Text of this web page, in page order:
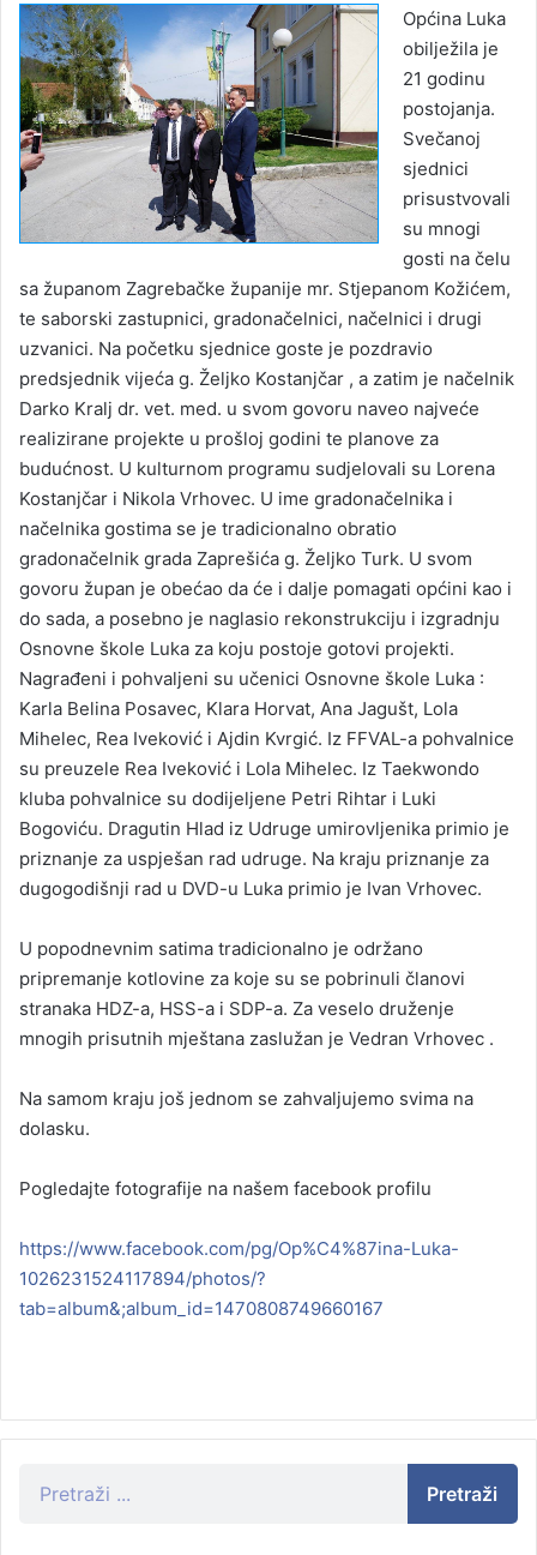
Općina Luka
obilježila je
21 godinu
postojanja.
Svečanoj
sjednici
prisustvovali
su mnogi
gosti na čelu
sa županom Zagrebačke županije mr. Stjepanom Kožićem,
te saborski zastupnici, gradonačelnici, načelnici i drugi
uzvanici. Na početku sjednice goste je pozdravio
predsjednik vijeća g. Željko Kostanjčar , a zatim je načelnik
Darko Kralj dr. vet. med. u svom govoru naveo najveće
realizirane projekte u prošloj godini te planove za
budućnost. U kulturnom programu sudjelovali su Lorena
Kostanjčar i Nikola Vrhovec. U ime gradonačelnika i
načelnika gostima se je tradicionalno obratio
gradonačelnik grada Zaprešića g. Željko Turk. U svom
govoru župan je obećao da će i dalje pomagati općini kao i
do sada, a posebno je naglasio rekonstrukciju i izgradnju
Osnovne škole Luka za koju postoje gotovi projekti.
Nagrađeni i pohvaljeni su učenici Osnovne škole Luka :
Karla Belina Posavec, Klara Horvat, Ana Jagušt, Lola
Mihelec, Rea Iveković i Ajdin Kvrgić. Iz FFVAL-a pohvalnice
su preuzele Rea Iveković i Lola Mihelec. Iz Taekwondo
kluba pohvalnice su dodijeljene Petri Rihtar i Luki
Bogoviću. Dragutin Hlad iz Udruge umirovljenika primio je
priznanje za uspješan rad udruge. Na kraju priznanje za
dugogodišnji rad u DVD-u Luka primio je Ivan Vrhovec.
U popodnevnim satima tradicionalno je održano
pripremanje kotlovine za koje su se pobrinuli članovi
stranaka HDZ-a, HSS-a i SDP-a. Za veselo druženje
mnogih prisutnih mještana zaslužan je Vedran Vrhovec .
Na samom kraju još jednom se zahvaljujemo svima na
dolasku.
Pogledajte fotografije na našem facebook profilu
https://www.facebook.com/pg/Op%C4%87ina-Luka-
1026231524117894/photos/?
tab=album&;album_id=1470808749660167
Pretraži